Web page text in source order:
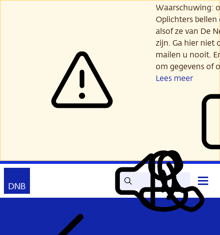
Waarschuwing:
Oplichters
alsof ze van De
zijn. Ga hier niet
mailen u nooit.
om gegevens of
Lees meer
Zoek Lees
voor
Mijn
DNB
Contact